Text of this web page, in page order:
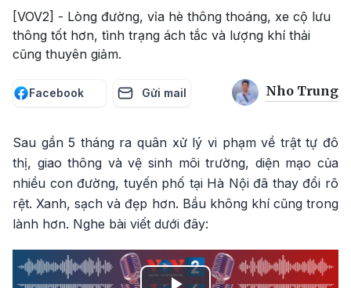
[VOV2] - Lòng đường, vỉa hè thông thoáng, xe cộ lưu
thông tốt hơn, tình trạng ách tắc và lượng khí thải
cũng thuyên giảm.
Facebook Gửi mail Nho Trung
Sau gần 5 tháng ra quân xử lý vi phạm về trật tự đô
thị, giao thông và vệ sinh môi trường, diện mạo của
nhiều con đường, tuyến phố tại Hà Nội đã thay đổi rõ
rệt. Xanh, sạch và đẹp hơn. Bầu không khí cũng trong
lành hơn. Nghe bài viết dưới đây: